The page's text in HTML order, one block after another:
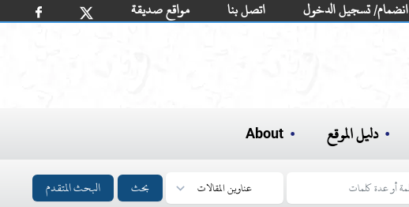
مواقع صديقة اتصل بنا انضمام/ تسجيل الدخول
دليل الموقع About
بحث البحث المتقدم